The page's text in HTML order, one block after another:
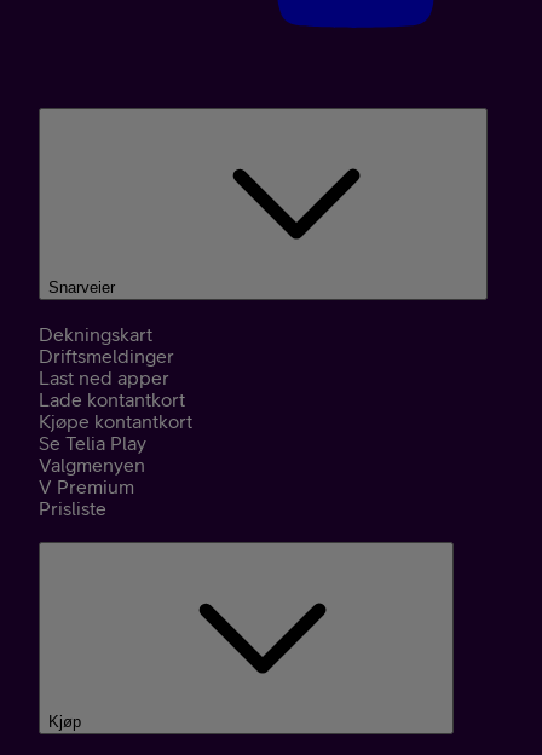
Snarveier
Dekningskart
Driftsmeldinger
Last ned apper
Lade kontantkort
Kjøpe kontantkort
Se Telia Play
Valgmenyen
V Premium
Prisliste
Kjøp